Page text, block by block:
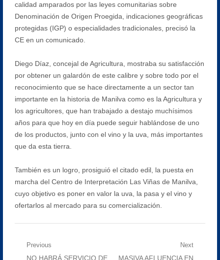
calidad amparados por las leyes comunitarias sobre
Denominación de Origen Proegida, indicaciones geográficas
protegidas (IGP) o especialidades tradicionales, precisó la
CE en un comunicado.
Diego Díaz, concejal de Agricultura, mostraba su satisfacción
por obtener un galardón de este calibre y sobre todo por el
reconocimiento que se hace directamente a un sector tan
importante en la historia de Manilva como es la Agricultura y
los agricultores, que han trabajado a destajo muchísimos
años para que hoy en día puede seguir hablándose de uno
de los productos, junto con el vino y la uva, más importantes
que da esta tierra.
También es un logro, prosiguió el citado edil, la puesta en
marcha del Centro de Interpretación Las Viñas de Manilva,
cuyo objetivo es poner en valor la uva, la pasa y el vino y
ofertarlos al mercado para su comercialización.
Navegación
Previous
Previous
NO HABRÁ SERVICIO DE
Next
Next
MASIVA AFLUENCIA EN